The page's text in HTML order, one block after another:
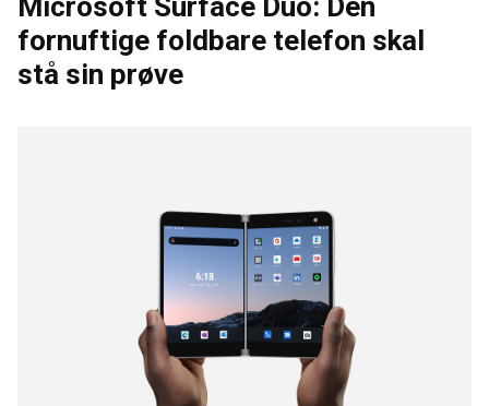
fornuftige foldbare telefon skal
stå sin prøve